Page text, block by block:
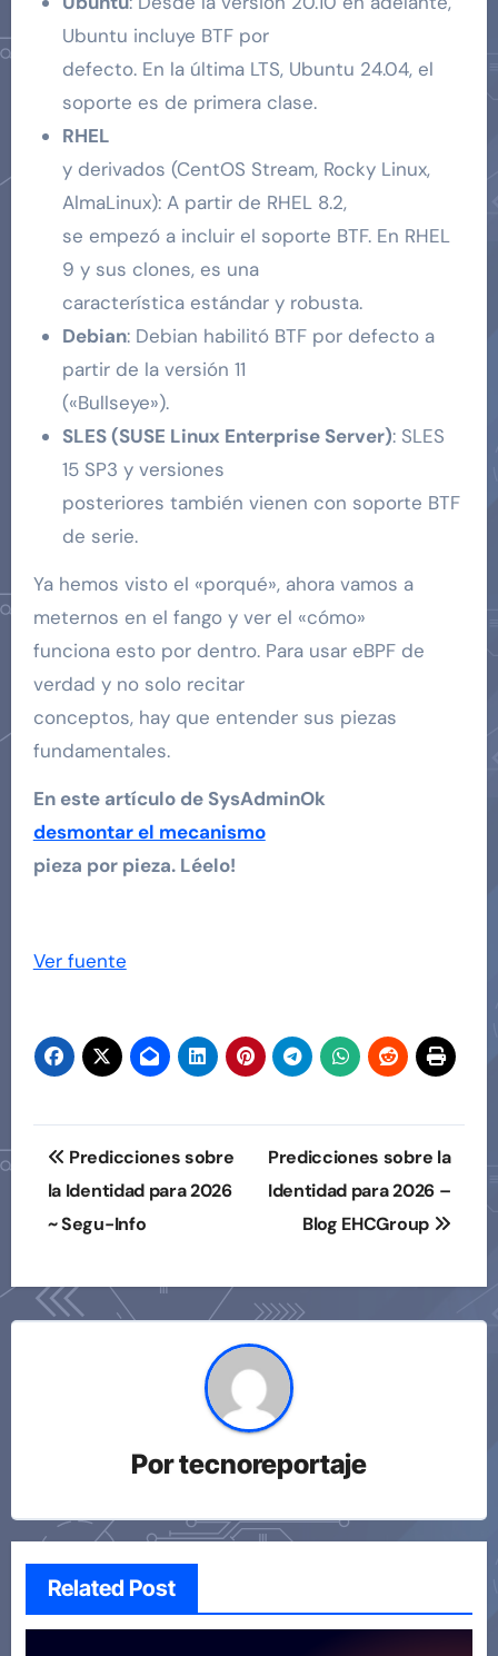
Ubuntu incluye BTF por
defecto. En la última LTS, Ubuntu 24.04, el
soporte es de primera clase.
RHEL
y derivados (CentOS Stream, Rocky Linux,
AlmaLinux): A partir de RHEL 8.2,
se empezó a incluir el soporte BTF. En RHEL
9 y sus clones, es una
característica estándar y robusta.
Debian: Debian habilitó BTF por defecto a
partir de la versión 11
(«Bullseye»).
SLES (SUSE Linux Enterprise Server): SLES
15 SP3 y versiones
posteriores también vienen con soporte BTF
de serie.
Ya hemos visto el «porqué», ahora vamos a
meternos en el fango y ver el «cómo»
funciona esto por dentro. Para usar eBPF de
verdad y no solo recitar
conceptos, hay que entender sus piezas
fundamentales.
En este artículo de SysAdminOk
desmontar el mecanismo
pieza por pieza. Léelo!
Ver fuente
Navegación
de
entradas
Predicciones sobre
la Identidad para 2026
~ Segu-Info
Predicciones sobre la
Identidad para 2026 –
Blog EHCGroup
Portecnoreportaje
Related Post